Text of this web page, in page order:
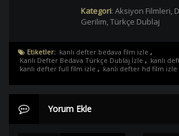
Kategori: Aksiyon Filmleri,
Gerilim,Türkçe Dublaj
Etiketler: kanlı defter bedava film izle ,
Kanlı Defter Bedava Türkçe Dublaj İzle , kanlı
kanlı defter full film izle , kanlı defter hd film izle
Yorum Ekle